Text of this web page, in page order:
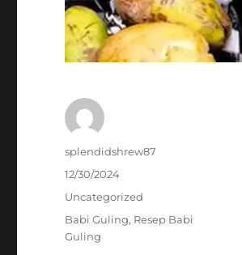
Author
splendidshrew87
Posted
12/30/2024
Categories
Uncategorized
Tags
Babi Guling, Resep Babi
Guling